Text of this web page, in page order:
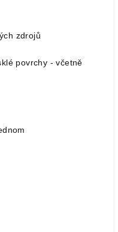
zdrojů
povrchy - včetně